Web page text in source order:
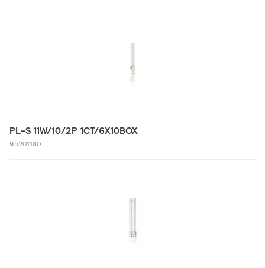
PL-S 11W/10/2P 1CT/6X10BOX
95201180